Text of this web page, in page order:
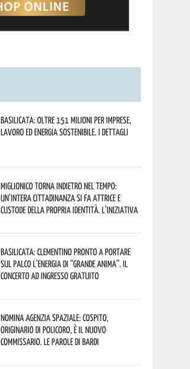
Basilicata: oltre 151 milioni per imprese,
lavoro ed energia sostenibile. I dettagli
Miglionico torna indietro nel tempo:
un’intera cittadinanza si fa attrice e
custode della propria identità. L’iniziativa
Basilicata: Clementino pronto a portare
sul palco l’energia di “Grande Anima”. Il
concerto ad ingresso gratuito
Nomina Agenzia Spaziale: Cospito,
originario di Policoro, è il nuovo
commissario. Le parole di Bardi